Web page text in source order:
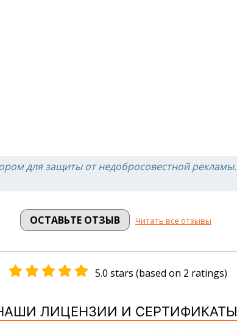
для защиты от недобросовестной рекламы.
ОСТАВЬТЕ ОТЗЫВ Читать все отзывы
5.0 stars (based on 2 ratings)
ЛИЦЕНЗИИ И СЕРТИФИКАТЫ